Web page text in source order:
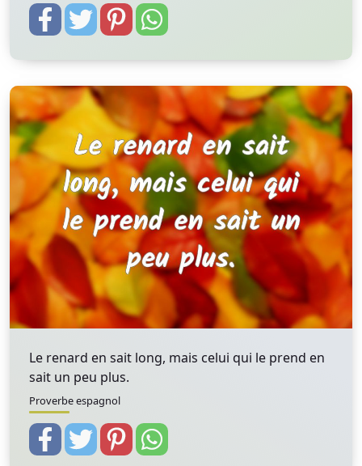
Le renard en sait long, mais celui qui le prend en
sait un peu plus.
Proverbe espagnol